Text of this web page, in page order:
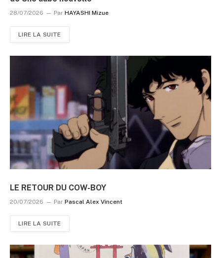
28/07/2026 Par HAYASHI Mizue
LIRE LA SUITE
LE RETOUR DU COW-BOY
20/07/2026 Par Pascal Alex Vincent
LIRE LA SUITE